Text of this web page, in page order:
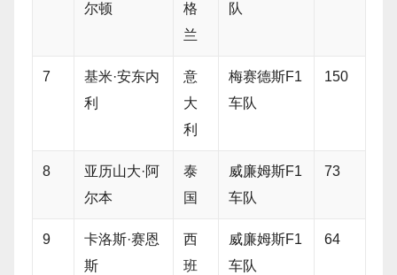
尔顿
格
兰
队
7
基米·安东内
利
意
大
利
梅赛德斯F1
车队
150
8
亚历山大·阿
尔本
泰
国
威廉姆斯F1
车队
73
9
卡洛斯·赛恩
斯
西
班
威廉姆斯F1
车队
64